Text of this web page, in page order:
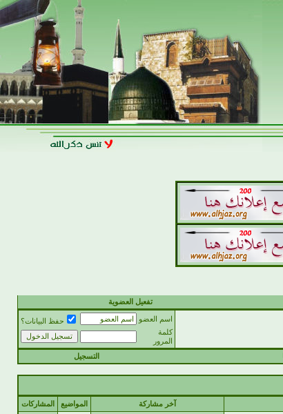
تفعيل العضوية
اسم العضو
حفظ البيانات؟
كلمة
المرور
التسجيل
آخر مشاركة المواضيع المشاركات